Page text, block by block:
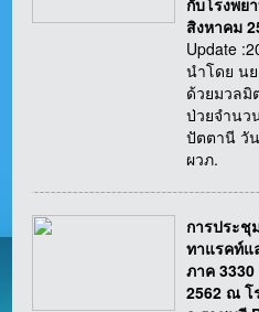
กับโรงพย
สิงหาคม
Update
นำโดย น
ด้วยมวลมิ
ป่วยจำนว
ปัตตานี วั
ผวภ.
การประชุ
ทาแรคท์แ
ภาค
2562 ณ โ